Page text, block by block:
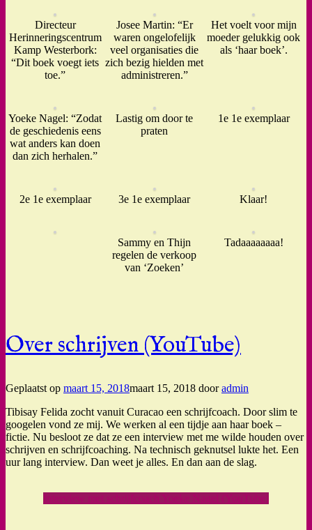
Directeur
Herinneringscentrum
Kamp Westerbork:
“Dit boek voegt iets
toe.”
Josee Martin: “Er
waren ongelofelijk
veel organisaties die
zich bezig hielden met
administreren.”
Het voelt voor mijn
moeder gelukkig ook
als ‘haar boek’.
Yoeke Nagel: “Zodat
de geschiedenis eens
wat anders kan doen
dan zich herhalen.”
Lastig om door te
praten
1e 1e exemplaar
2e 1e exemplaar 3e 1e exemplaar Klaar!
Sammy en Thijn
regelen de verkoop
van ‘Zoeken’
Tadaaaaaaaa!
Over schrijven (YouTube)
Geplaatst op maart 15, 2018maart 15, 2018 dooradmin
Tibisay Felida zocht vanuit Curacao een schrijfcoach. Door slim te
googelen vond ze mij. We werken al een tijdje aan haar boek –
fictie. Nu besloot ze dat ze een interview met me wilde houden over
schrijven en schrijfcoaching. Na technisch geknutsel lukte het. Een
uur lang interview. Dan weet je alles. En dan aan de slag.